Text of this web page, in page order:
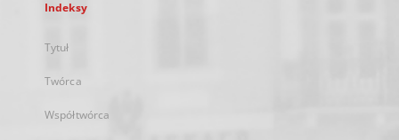
Indeksy
Tytuł
Twórca
Współtwórca